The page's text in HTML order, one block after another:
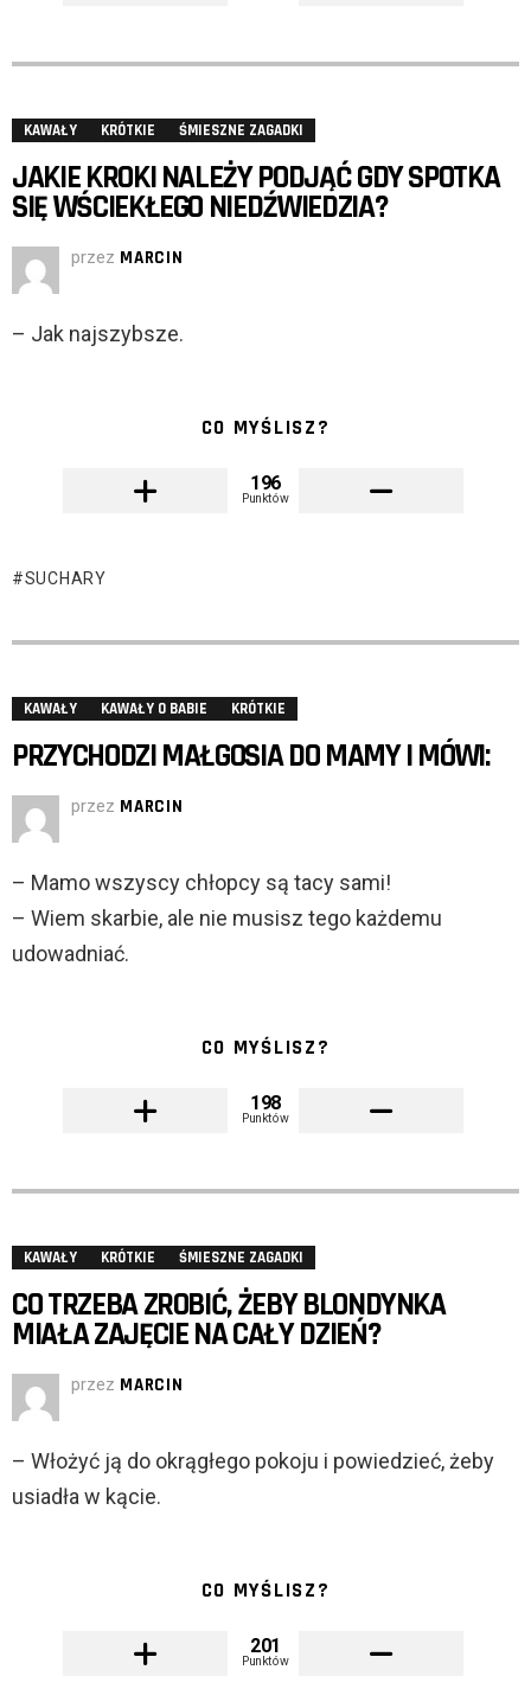
KAWAŁY KRÓTKIE ŚMIESZNE ZAGADKI
JAKIE KROKI NALEŻY PODJĄĆ GDY SPOTKA
SIĘ WŚCIEKŁEGO NIEDŹWIEDZIA?
przez MARCIN
– Jak najszybsze.
CO MYŚLISZ?
196
Punktów
SUCHARY
KAWAŁY KAWAŁY O BABIE KRÓTKIE
PRZYCHODZI MAŁGOSIA DO MAMY I MÓWI:
przez MARCIN
– Mamo wszyscy chłopcy są tacy sami!
– Wiem skarbie, ale nie musisz tego każdemu
udowadniać.
CO MYŚLISZ?
198
Punktów
KAWAŁY KRÓTKIE ŚMIESZNE ZAGADKI
CO TRZEBA ZROBIĆ, ŻEBY BLONDYNKA
MIAŁA ZAJĘCIE NA CAŁY DZIEŃ?
przez MARCIN
– Włożyć ją do okrągłego pokoju i powiedzieć, żeby
usiadła w kącie.
CO MYŚLISZ?
201
Punktów